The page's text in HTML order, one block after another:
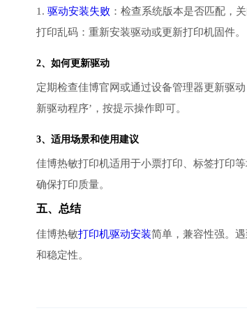
1. 驱动安装失败 ：检查系统版本是否匹配，
打印乱码：重新安装驱动或更新打印机固件。
2、如何更新驱动
定期检查佳博官网或通过设备管理器更新驱动
新驱动程序’，按提示操作即可。
3、适用场景和使用建议
佳博热敏打印机适用于小票打印、标签打印
确保打印质量。
五、总结
佳博热敏打印机驱动安装简单，兼容性强。
和稳定性。